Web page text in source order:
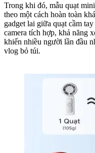
Trong khi đó, mẫu quạt
theo một cách hoàn toàn
gadget lai giữa quạt cầm
camera tích hợp, khả năng
khiến nhiều người lần đầu
vlog bỏ túi.